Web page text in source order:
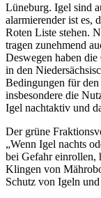
Lüneburg. Igel sind
alarmierender ist es,
Roten Liste stehen.
tragen zunehmend
Deswegen haben
in den
Bedingungen für
insbesondere die
Igel nachtaktiv und
Der grüne
„Wenn Igel nachts
bei Gefahr einrollen,
Klingen von
Schutz von Igeln